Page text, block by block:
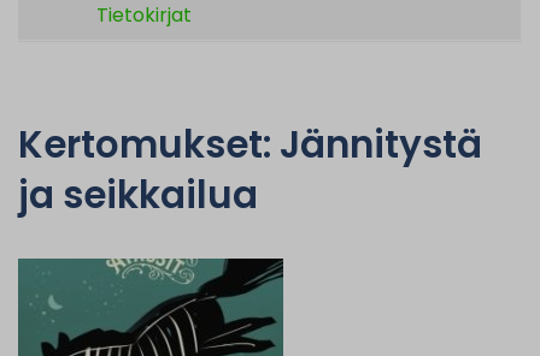
Tietokirjat
Kertomukset: Jännitystä
ja seikkailua